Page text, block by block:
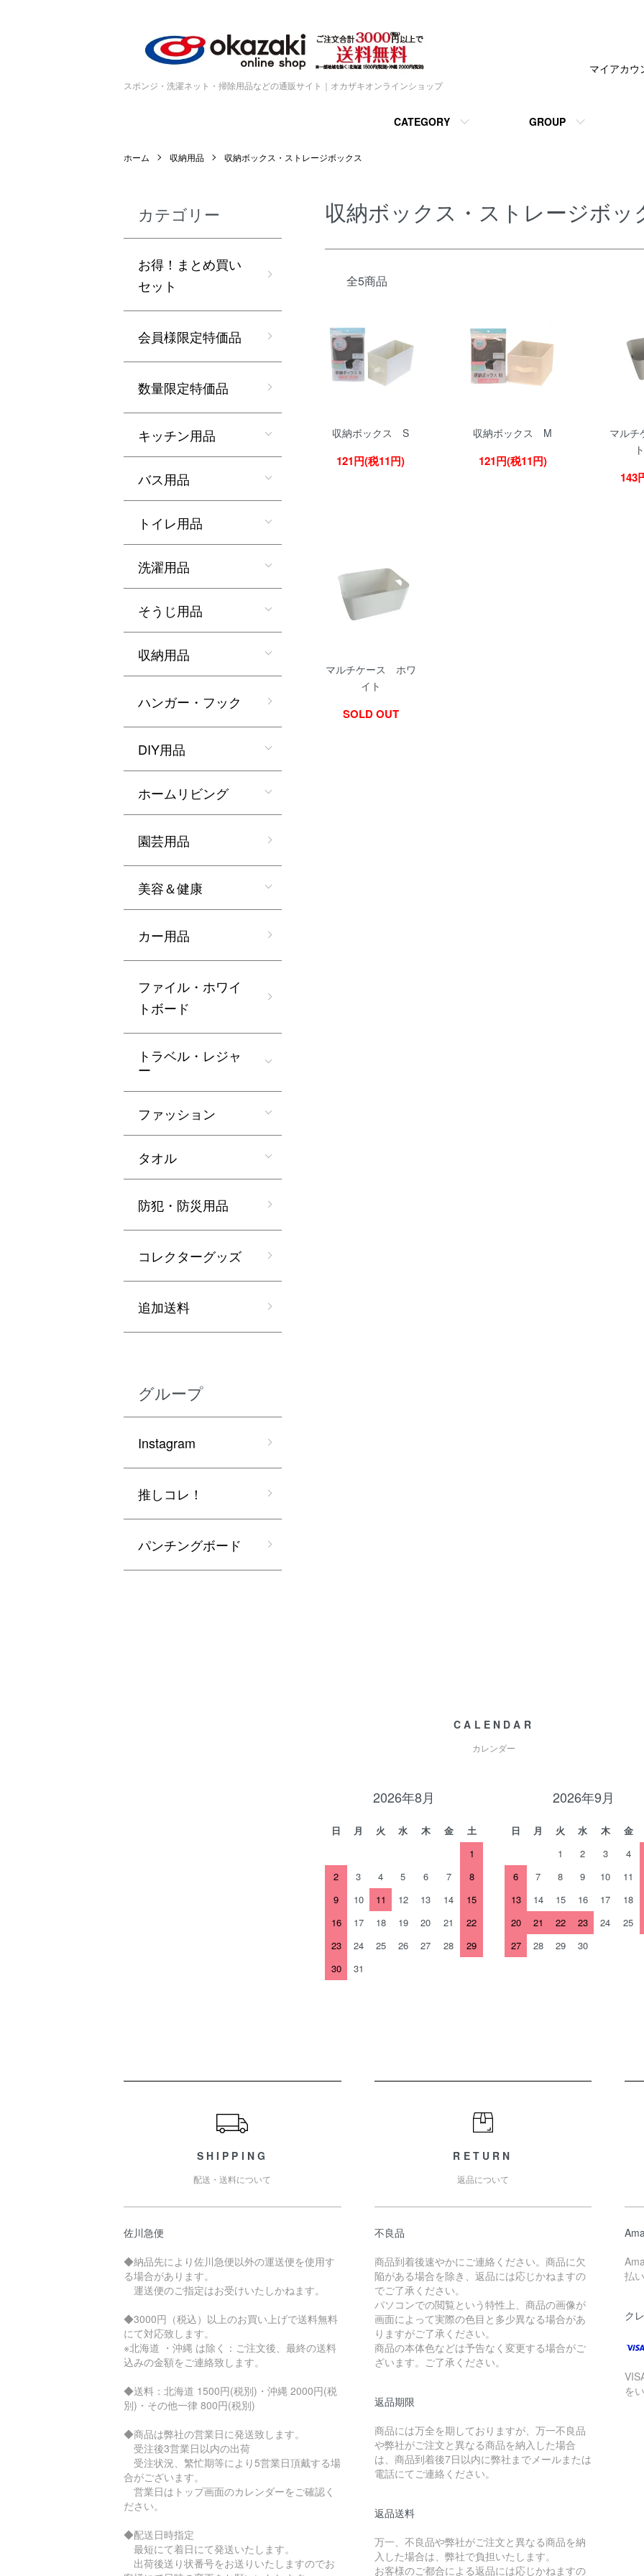
スポンジ・洗濯ネット・掃除用品などの通販サイト｜オカザキオンラインショップ
CATEGORY GROUP
マイアカウ
ホーム 収納用品 収納ボックス・ストレージボックス
収納ボックス・ストレージボッ
全5商品
収納ボックス S
121円(税11円)
収納ボックス M
121円(税11円)
マル
143
マルチケース ホワ
イト
SOLD OUT
カテゴリー
お得！まとめ買い
セット
会員様限定特価品
数量限定特価品
キッチン用品
バス用品
トイレ用品
洗濯用品
そうじ用品
収納用品
ハンガー・フック
DIY用品
ホームリビング
園芸用品
美容＆健康
カー用品
ファイル・ホワイ
トボード
トラベル・レジャ
ー
ファッション
タオル
防犯・防災用品
コレクターグッズ
追加送料
グループ
Instagram
推しコレ！
パンチングボード
CALENDAR
カレンダー
2026年8月
日 月 火 水 木 金
土
1
2
3 4 5 6 7
8
9
10 11 12 13 14
15
16
17 18 19 20 21
22
23
24 25 26 27 28
29
30
31
2026年9月
日 月 火 水 木 金
1
2 3 4
6
7 8 9 10 11
13
14 15 16 17 18
20
21 22 23 24 25
27
28 29 30
SHIPPING
配送・送料について
佐川急便
◆納品先により佐川急便以外の運送便を使用す
る場合があります。
運送便のご指定はお受けいたしかねます。
◆3000円（税込）以上のお買い上げで送料無料
にて対応致します。
※北海道 ・沖縄 は除く：ご注文後、最終の送料
込みの金額をご連絡致します。
◆送料：北海道 1500円(税別)・沖縄 2000円(税
別)・その他一律 800円(税別)
◆商品は弊社の営業日に発送致します。
受注後3営業日以内の出荷
受注状況、繁忙期等により5営業日頂戴する場
合がございます。
営業日はトップ画面のカレンダーをご確認く
ださい。
◆配送日時指定
最短にて着日にて発送いたします。
出荷後送り状番号をお送りいたしますのでお
RETURN
返品について
不良品
商品到着後速やかにご連絡ください。商品に欠
陥がある場合を除き、返品には応じかねますの
でご了承ください。
パソコンでの閲覧という特性上、商品の画像が
画面によって実際の色目と多少異なる場合があ
りますがご了承ください。
商品の本体色などは予告なく変更する場合がご
ざいます。ご了承ください。
返品期限
商品には万全を期しておりますが、万一不良品
や弊社がご注文と異なる商品を納入した場合
は、商品到着後7日以内に弊社までメールまたは
電話にてご連絡ください。
返品送料
万一、不良品や弊社がご注文と異なる商品を納
入した場合は、弊社で負担いたします。
お客様のご都合による返品には応じかねますの
払
ク
を